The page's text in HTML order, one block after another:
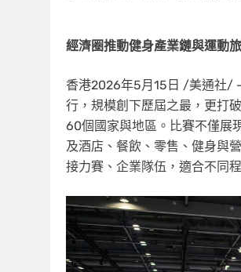
經濟圈推動健身產業鏈與運動
香港2026年5月15日 /美通社/
行，規模創下歷屆之最，更打
60個國家與地區。比賽不僅展
及酒店、餐飲、零售、健身與
接力賽、企業隊伍，適合不同